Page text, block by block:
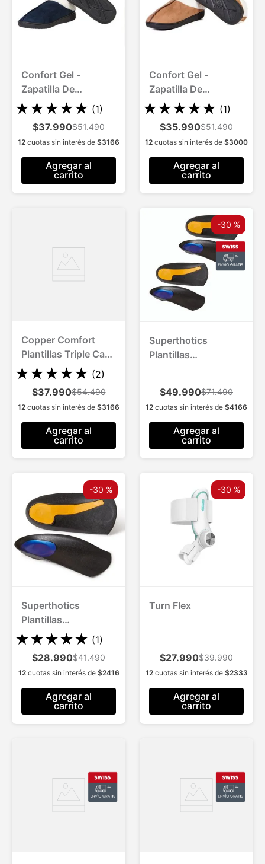
Confort Gel -
Zapatilla De
Descanso - Azul
★★★★★ (1)
$37.990$51.490
12 cuotas sin interés de $3166
Agregar al
carrito
Confort Gel -
Zapatilla De
Descanso - Cafe
★★★★★ (1)
$35.990$51.490
12 cuotas sin interés de $3000
Agregar al
carrito
Copper Comfort
Plantillas Triple Capa
con Cobre
★★★★★ (2)
$37.990$54.490
12 cuotas sin interés de $3166
Agregar al
carrito
-30 %
Superthotics
Plantillas
$49.990$71.490
12 cuotas sin interés de $4166
Agregar al
carrito
-30 %
Superthotics
Plantillas
Ortopedicas 2 Und.
★★★★★ (1)
$28.990$41.490
12cuotas sin interés de $2416
Agregar al
carrito
-30 %
Turn Flex
$27.990$39.990
12cuotas sin interés de $2333
Agregar al
carrito